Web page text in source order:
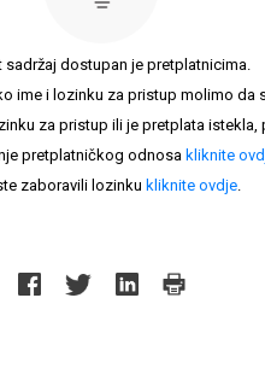
sadržaj dostupan je pretplatnicima.
ime i lozinku za pristup molimo da
za pristup ili je pretplata
pretplatničkog odnosa kliknite
zaboravili lozinku kliknite ovdje.